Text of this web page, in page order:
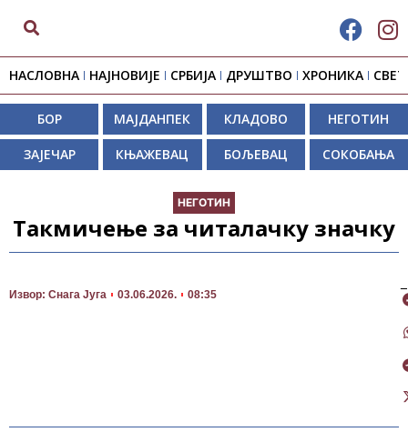
НАСЛОВНА НАЈНОВИЈЕ СРБИЈА ДРУШТВО ХРОНИКА СВЕТ
БОР МАЈДАНПЕК КЛАДОВО НЕГОТИН
ЗАЈЕЧАР КЊАЖЕВАЦ БОЉЕВАЦ СОКОБАЊА
НЕГОТИН
Такмичење за читалачку значку
Извор: Снага Југа 03.06.2026. 08:35